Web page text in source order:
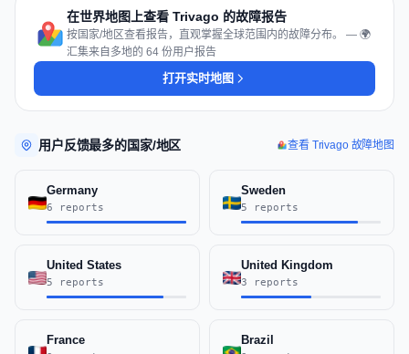
在世界地图上查看 Trivago 的故障报告
按国家/地区查看报告，直观掌握全球范围内的故障分布。 — 🌍
汇集来自多地的 64 份用户报告
打开实时地图
用户反馈最多的国家/地区 查看 Trivago 故障地图
Germany
6 reports
Sweden
5 reports
United States
5 reports
United Kingdom
3 reports
France Brazil